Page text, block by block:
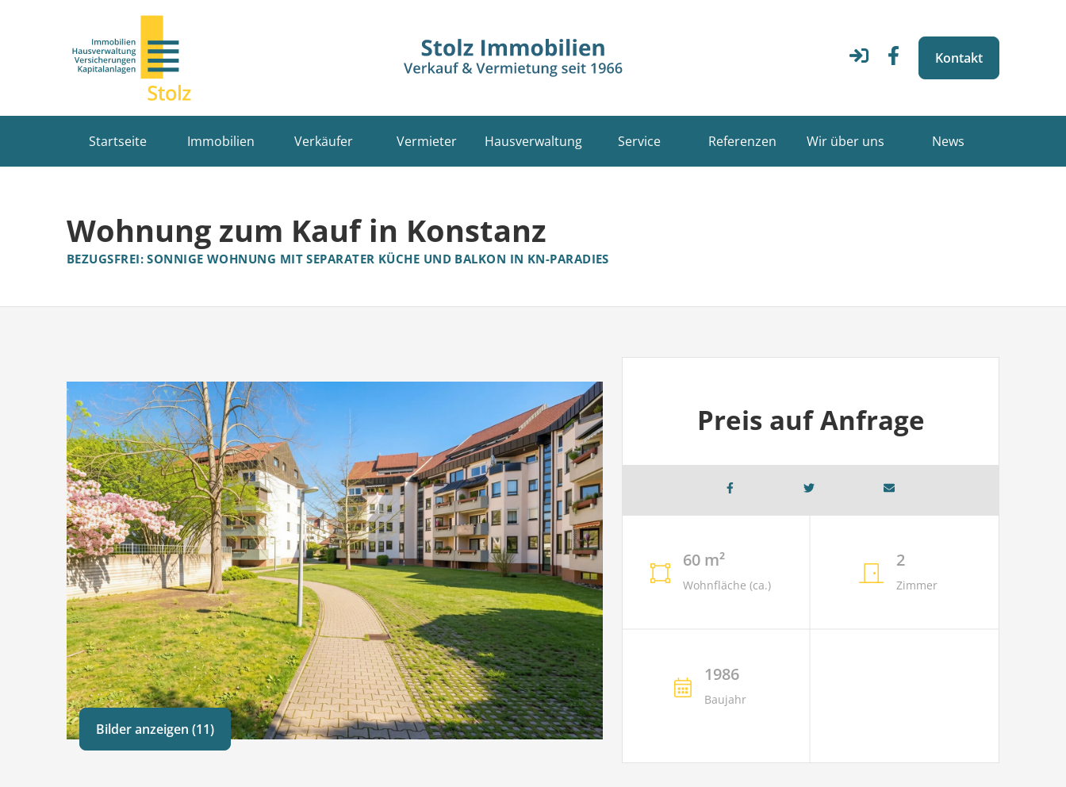
Kontakt
Startseite Immobilien Verkäufer Vermieter Hausverwaltung Service Referenzen Wir über uns News
Wohnung zum Kauf in Konstanz
BEZUGSFREI: SONNIGE WOHNUNG MIT SEPARATER KÜCHE UND BALKON IN KN-PARADIES
Bilder anzeigen (11)
Preis auf Anfrage
60 m²
Wohnfläche (ca.)
2
Zimmer
1986
Baujahr